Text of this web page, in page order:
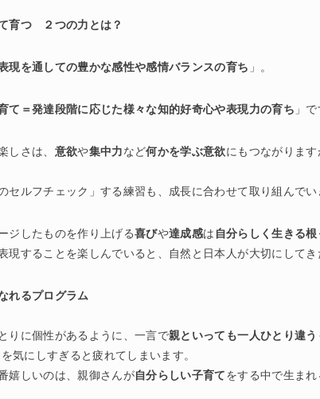
育つ ２つの力とは？
現を通しての豊かな感性や感情バランスの育ち 」。
て＝発達段階に応じた様々な知的好奇心や表現力の育ち 」で
しさは、 意欲や集中力など何かを学ぶ意欲にもつながりま
セルフチェック」する練習も、成長に合わせて取り組んでい
ジしたものを作り上げる喜びや達成感は 自分らしく生きる根
現することを楽しんでいると、自然と日本人が大切にしてき
れるプログラム
りに個性があるように、一言で親といっても一人ひとり違う
を気にしすぎると疲れてしまいます。
嬉しいのは、親御さんが自分らしい子育てをする中で生ま